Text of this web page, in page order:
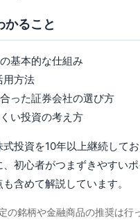
かること
基本的な仕組み
用方法
った証券会社の選び方
い投資の考え方
投資を10年以上継続して
初心者がつまずきやすい
含めて解説しています。
の銘柄や金融商品の推奨は行